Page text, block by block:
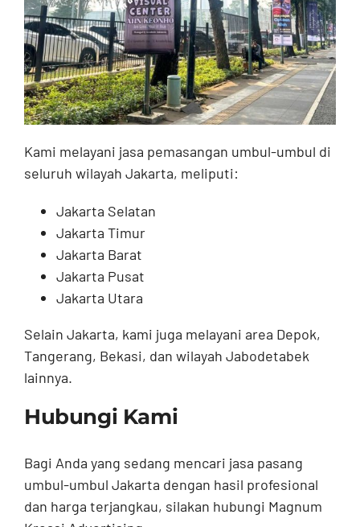
Kami melayani jasa pemasangan umbul-umbul di
seluruh wilayah Jakarta, meliputi:
Jakarta Selatan
Jakarta Timur
Jakarta Barat
Jakarta Pusat
Jakarta Utara
Selain Jakarta, kami juga melayani area Depok,
Tangerang, Bekasi, dan wilayah Jabodetabek
lainnya.
Hubungi Kami
Bagi Anda yang sedang mencari jasa pasang
umbul-umbul Jakarta dengan hasil profesional
dan harga terjangkau, silakan hubungi Magnum